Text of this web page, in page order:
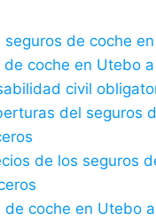
seguros de coche
de coche en Utebo
civil
del seguros
de los seguros
de coche en Utebo